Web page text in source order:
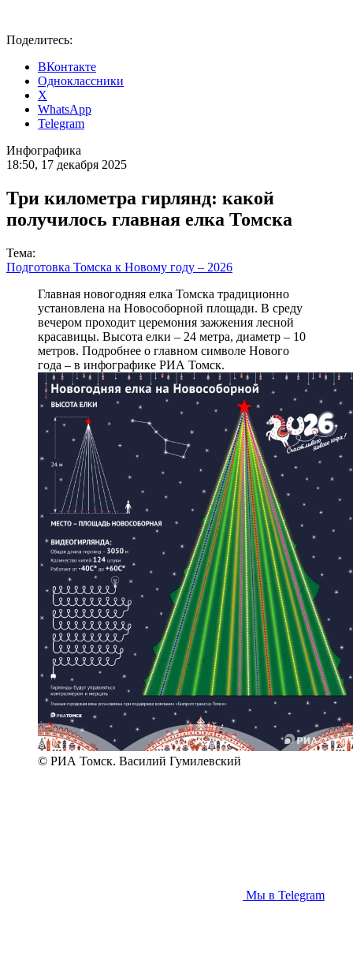
Поделитесь:
ВКонтакте
Одноклассники
X
WhatsApp
Telegram
Инфографика
18:50, 17 декабря 2025
Три километра гирлянд: какой
получилось главная елка Томска
Тема:
Подготовка Томска к Новому году – 2026
Главная новогодняя елка Томска традиционно
установлена на Новособорной площади. В среду
вечером проходит церемония зажжения лесной
красавицы. Высота елки – 24 метра, диаметр – 10
метров. Подробнее о главном символе Нового
года – в инфографике РИА Томск.
© РИА Томск. Василий Гумилевский
Мы в Telegram